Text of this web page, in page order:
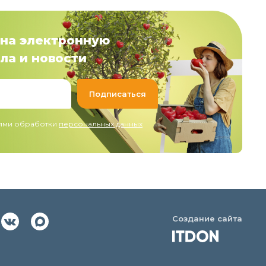
электронную
и новости
обработки персональных данных
Создание сайта